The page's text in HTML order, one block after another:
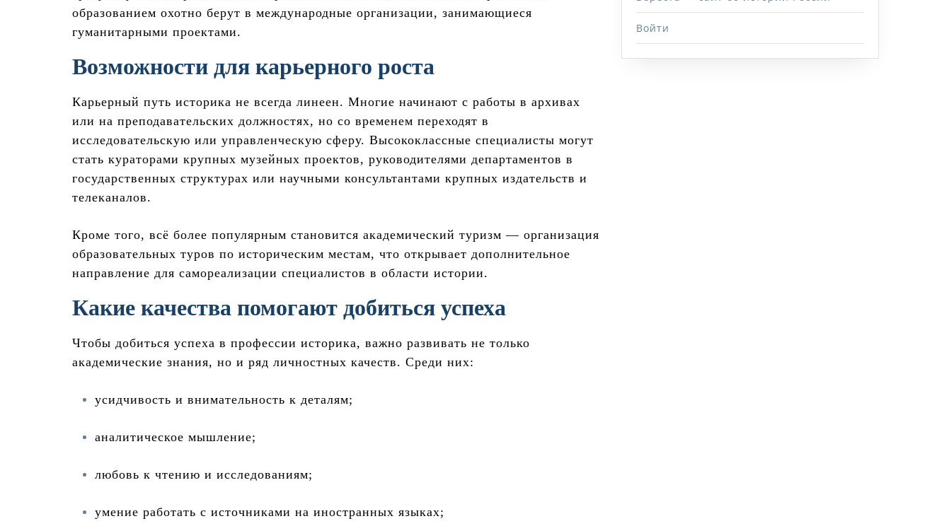
образованием охотно берут в международные организации, занимающиеся
гуманитарными проектами.
Возможности для карьерного роста
Карьерный путь историка не всегда линеен. Многие начинают с работы в архивах
или на преподавательских должностях, но со временем переходят в
исследовательскую или управленческую сферу. Высококлассные специалисты могут
стать кураторами крупных музейных проектов, руководителями департаментов в
государственных структурах или научными консультантами крупных издательств и
телеканалов.
Кроме того, всё более популярным становится академический туризм — организация
образовательных туров по историческим местам, что открывает дополнительное
направление для самореализации специалистов в области истории.
Какие качества помогают добиться успеха
Чтобы добиться успеха в профессии историка, важно развивать не только
академические знания, но и ряд личностных качеств. Среди них:
усидчивость и внимательность к деталям;
аналитическое мышление;
любовь к чтению и исследованиям;
умение работать с источниками на иностранных языках;
Войти